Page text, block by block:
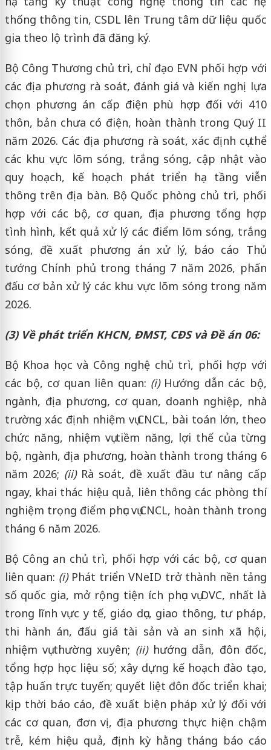
thống thông tin, CSDL lên Trung tâm dữ liệu quốc
gia theo lộ trình đã đăng ký.
Bộ Công Thương chủ trì, chỉ đạo EVN phối hợp với
các địa phương rà soát, đánh giá và kiến nghị lựa
chọn phương án cấp điện phù hợp đối với 410
thôn, bản chưa có điện, hoàn thành trong Quý II
năm 2026. Các địa phương rà soát, xác định cụ thể
các khu vực lõm sóng, trắng sóng, cập nhật vào
quy hoạch, kế hoạch phát triển hạ tầng viễn
thông trên địa bàn. Bộ Quốc phòng chủ trì, phối
hợp với các bộ, cơ quan, địa phương tổng hợp
tình hình, kết quả xử lý các điểm lõm sóng, trắng
sóng, đề xuất phương án xử lý, báo cáo Thủ
tướng Chính phủ trong tháng 7 năm 2026, phấn
đấu cơ bản xử lý các khu vực lõm sóng trong năm
2026.
(3) Về phát triển KHCN, ĐMST, CĐS và Đề án 06:
Bộ Khoa học và Công nghệ chủ trì, phối hợp với
các bộ, cơ quan liên quan: (i)Hướng dẫn các bộ,
ngành, địa phương, cơ quan, doanh nghiệp, nhà
trường xác định nhiệm vụ CNCL, bài toán lớn, theo
chức năng, nhiệm vụ tiềm năng, lợi thế của từng
bộ, ngành, địa phương, hoàn thành trong tháng 6
năm 2026; (ii)Rà soát, đề xuất đầu tư nâng cấp
ngay, khai thác hiệu quả, liên thông các phòng thí
nghiệm trọng điểm phục vụ CNCL, hoàn thành trong
tháng 6 năm 2026.
Bộ Công an chủ trì, phối hợp với các bộ, cơ quan
liên quan: (i)Phát triển VNeID trở thành nền tảng
số quốc gia, mở rộng tiện ích phục vụ DVC, nhất là
trong lĩnh vực y tế, giáo dục, giao thông, tư pháp,
thi hành án, đấu giá tài sản và an sinh xã hội,
nhiệm vụ thường xuyên; (ii)hướng dẫn, đôn đốc,
tổng hợp học liệu số; xây dựng kế hoạch đào tạo,
tập huấn trực tuyến; quyết liệt đôn đốc triển khai;
kịp thời báo cáo, đề xuất biện pháp xử lý đối với
các cơ quan, đơn vị, địa phương thực hiện chậm
trễ, kém hiệu quả, định kỳ hằng tháng báo cáo